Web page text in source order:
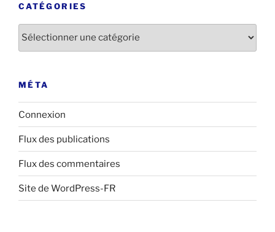
CATÉGORIES
Catégories
MÉTA
Connexion
Flux des publications
Flux des commentaires
Site de WordPress-FR